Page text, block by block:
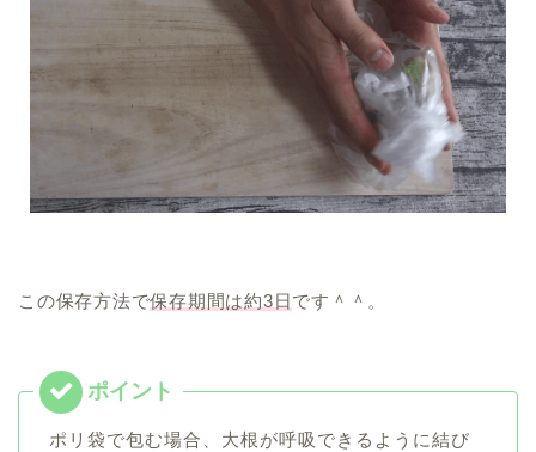
この保存方法で保存期間は約3日です＾＾。
ポリ袋で包む場合、大根が呼吸できるように結び